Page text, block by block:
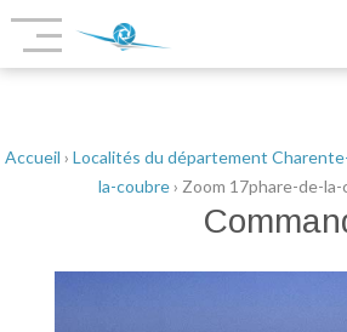
Accueil › Localités du département
la-coubre› Zoom 17phare-de-